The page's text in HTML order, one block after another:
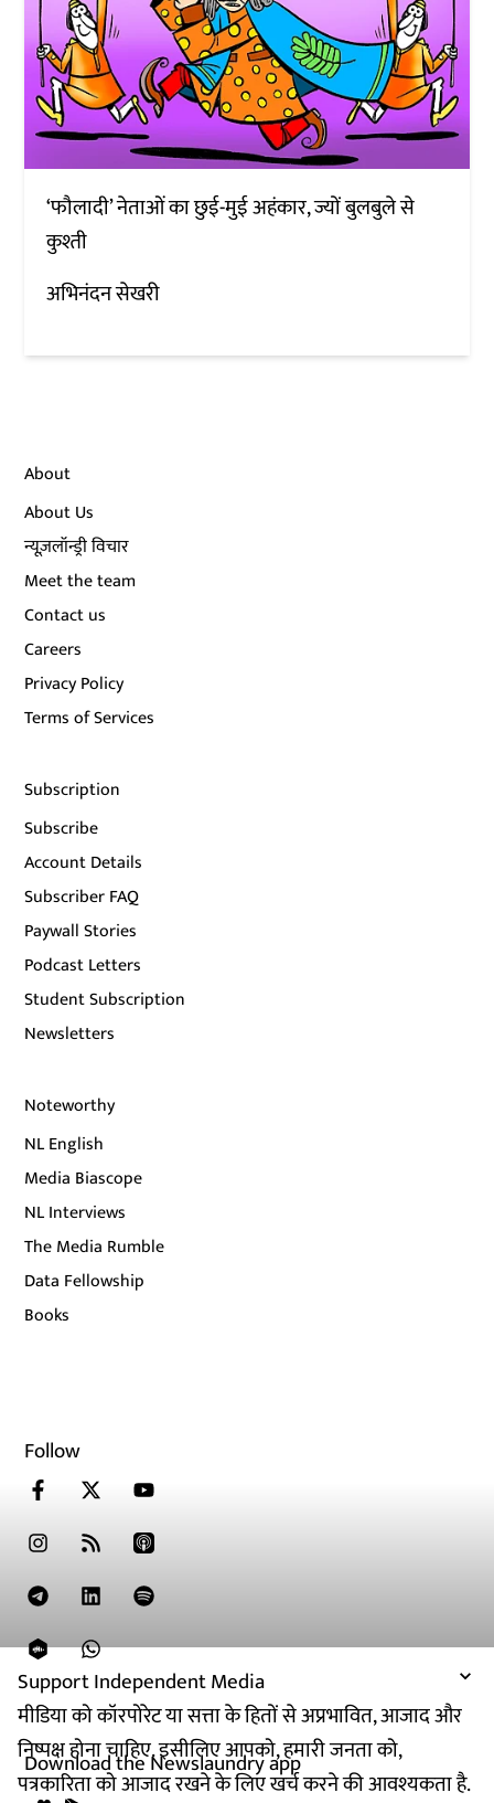
Support Independent Media
मीडिया को कॉरपोरेट या सत्ता के हितों से अप्रभावित, आजाद और
निष्पक्ष होना चाहिए. इसीलिए आपको, हमारी जनता को,
पत्रकारिता को आजाद रखने के लिए खर्च करने की आवश्यकता है.
‘फौलादी’ नेताओं का छुई-मुई अहंकार, ज्यों बुलबुले से
कुश्ती
अभिनंदन सेखरी
About
About Us
न्यूज़लॉन्ड्री विचार
Meet the team
Contact us
Careers
Privacy Policy
Terms of Services
Subscription
Subscribe
Account Details
Subscriber FAQ
Paywall Stories
Podcast Letters
Student Subscription
Newsletters
Noteworthy
NL English
Media Biascope
NL Interviews
The Media Rumble
Data Fellowship
Books
Follow
Download the Newslaundry app